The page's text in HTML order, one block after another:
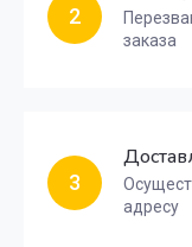
2
заказа
3
адресу